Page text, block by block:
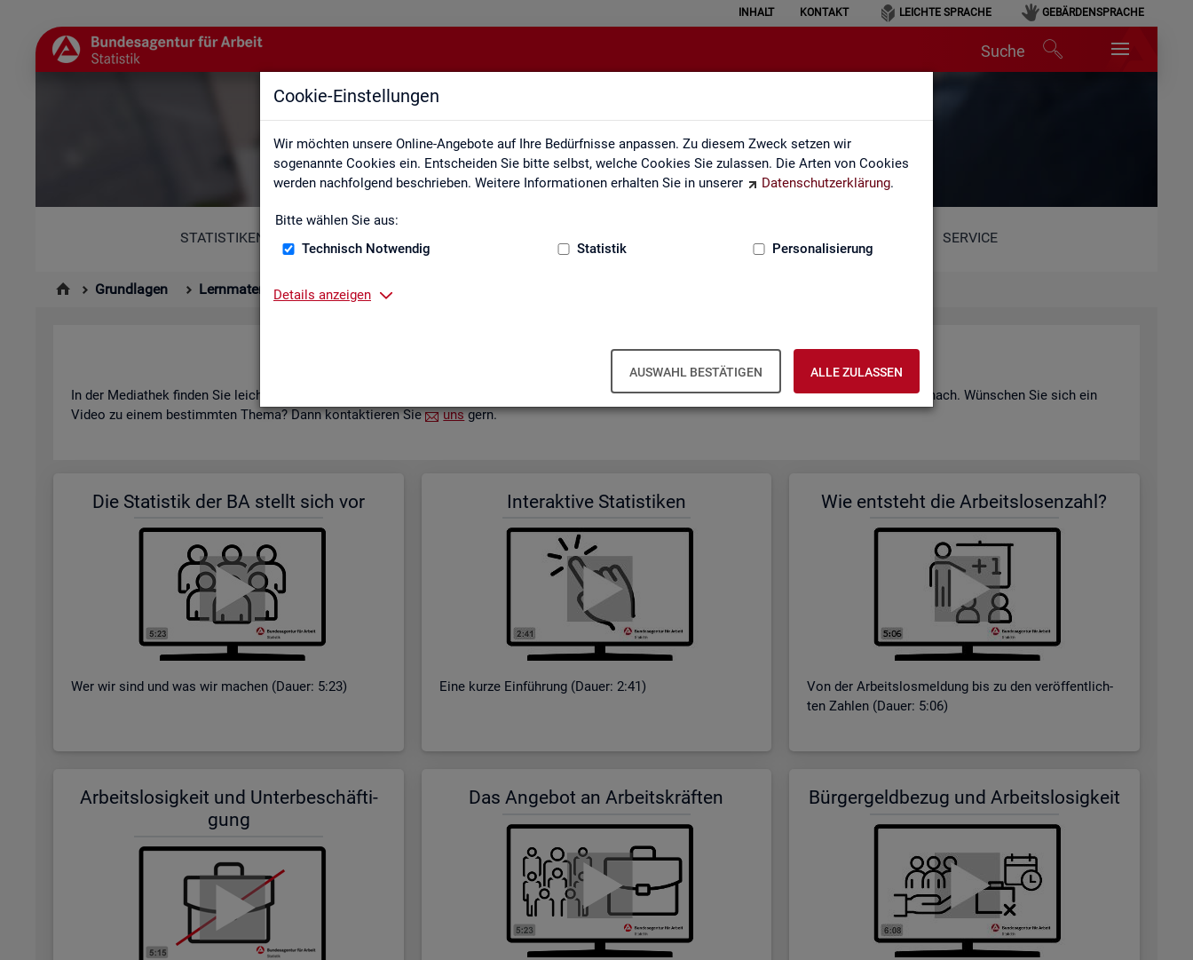
Cookie-Einstellungen
Wir möchten unsere Online-Angebote auf Ihre Bedürfnisse anpassen. Zu diesem Zweck setzen wir
sogenannte Cookies ein. Entscheiden Sie bitte selbst, welche Cookies Sie zulassen. Die Arten von Cookies
werden nachfolgend beschrieben. Weitere Informationen erhalten Sie in unserer
Datenschutzerklärung.
Bitte wählen Sie aus:
Technisch Notwendig
Statistik Personalisierung
Details anzeigen
AUSWAHL BESTÄTIGEN ALLE ZULASSEN
INHALT KONTAKT LEICHTE SPRACHE GEBÄRDENSPRACHE
Suche
Mediathek
STATISTIKEN SERVICE
Grundlagen Lernmaterialien Mediathek
Me­dia­thek
In der Me­dia­thek fin­den Sie leicht ver­ständ­li­che Kurz­vi­de­os zu zen­tra­len The­men der Sta­tis­tik der BA. Wir er­gän­zen unser Vi­deo­an­ge­bot nach und nach. Wün­schen Sie sich ein
Video zu einem be­stimm­ten Thema? Dann kon­tak­tie­ren Sie
unsgern.
Die Sta­tis­tik der BA stellt sich vor
Wer wir sind und was wir ma­chen (Dauer: 5:23)
In­ter­ak­ti­ve Sta­tis­ti­ken
Eine kurze Ein­füh­rung (Dauer: 2:41)
Wie ent­steht die Ar­beits­lo­sen­zahl?
Von der Ar­beits­los­mel­dung bis zu den ver­öf­fent­lich­
ten Zah­len (Dauer: 5:06)
Ar­beits­lo­sig­keit und Un­ter­be­schäf­ti­
gung
Das An­ge­bot an Ar­beits­kräf­ten Bür­ger­geld­be­zug und Ar­beits­lo­sig­keit